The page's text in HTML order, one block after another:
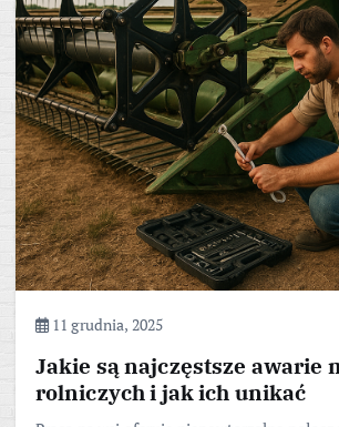
11 grudnia, 2025
Jakie są najczęstsze awarie
rolniczych i jak ich unikać